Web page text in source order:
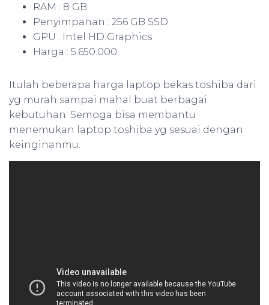
RAM : 8 GB
Penyimpanan : 256 GB SSD
GPU : Intel HD Graphics
Harga : 5.650.000
Itulah beberapa harga laptop bekas toshiba dari
yg murah sampai mahal buat berbagai
kebutuhan. Semoga bisa membantu
menemukan laptop toshiba yg sesuai dengan
keinginanmu.